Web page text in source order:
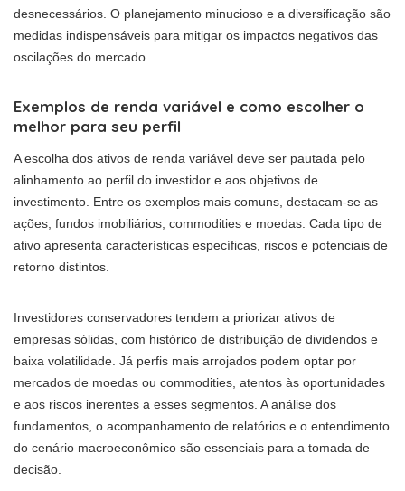
desnecessários. O planejamento minucioso e a diversificação são
medidas indispensáveis para mitigar os impactos negativos das
oscilações do mercado.
Exemplos de renda variável e como escolher o
melhor para seu perfil
A escolha dos ativos de renda variável deve ser pautada pelo
alinhamento ao perfil do investidor e aos objetivos de
investimento. Entre os exemplos mais comuns, destacam-se as
ações, fundos imobiliários, commodities e moedas. Cada tipo de
ativo apresenta características específicas, riscos e potenciais de
retorno distintos.
Investidores conservadores tendem a priorizar ativos de
empresas sólidas, com histórico de distribuição de dividendos e
baixa volatilidade. Já perfis mais arrojados podem optar por
mercados de moedas ou commodities, atentos às oportunidades
e aos riscos inerentes a esses segmentos. A análise dos
fundamentos, o acompanhamento de relatórios e o entendimento
do cenário macroeconômico são essenciais para a tomada de
decisão.